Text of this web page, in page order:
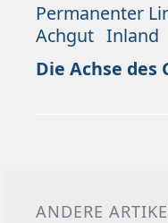
Permanenter
Achgut Inland
Die Achse des
ANDERE